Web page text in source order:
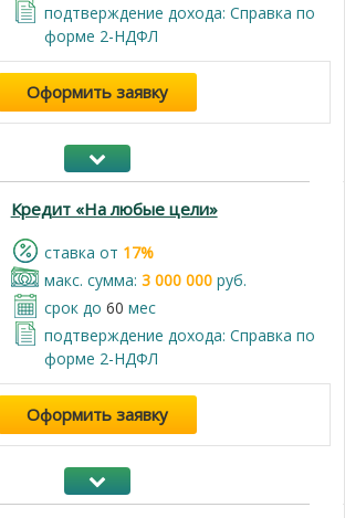
подтверждение дохода: Справка по
форме 2-НДФЛ
Оформить заявку
Кредит «На любые цели»
cтавка от 17%
макс. сумма: 3 000 000руб.
срок до 60 мес
подтверждение дохода: Справка по
форме 2-НДФЛ
Оформить заявку